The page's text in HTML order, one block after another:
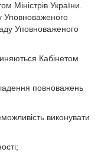
Міністрів України.
Уповноваженого
Уповноваженого
Кабінетом
повноважень
виконувати